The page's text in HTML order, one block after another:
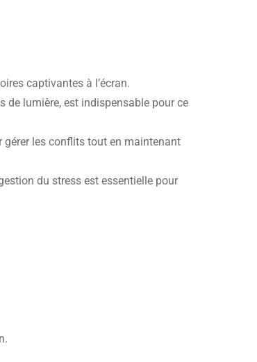
captivantes à l’écran.
de lumière, est indispensable pour ce
gérer les conflits tout en maintenant
du stress est essentielle pour